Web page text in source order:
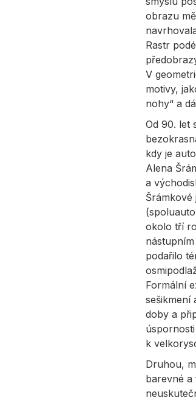
obrazu
Rastr
V
motivy,
nohy“ a
Od 90. let
kdy je
Alena
a
okolo tří
podařilo
Formální
sešikmení
doby a
k
Druhou,
barevné a